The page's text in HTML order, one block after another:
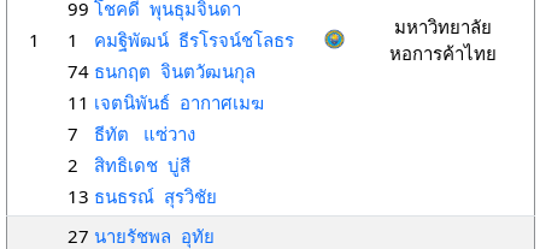
1
99 โชคดี พุนธุมจินดา
1
คมฐิพัฒน์ ธีรโรจน์ชโลธร
74 ธนกฤต จินตวัฒนกุล
11 เจตนิพันธ์ อากาศเมฆ
7
ธีทัต แซ่วาง
2
สิทธิเดช บู่สี
13 ธนธรณ์ สุรวิชัย
มหาวิทยาลัย
หอการค้าไทย
27 นายรัชพล อุทัย